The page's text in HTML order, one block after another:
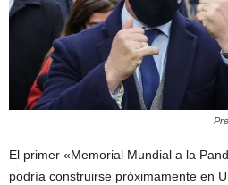
El primer «Memorial Mundial a la
podría construirse próximamente en